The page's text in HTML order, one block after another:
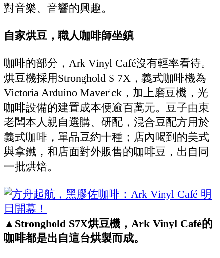
對音樂、音響的興趣。
自家烘豆，職人咖啡師坐鎮
咖啡的部分，Ark Vinyl Café沒有輕率看待。
烘豆機採用Stronghold S 7X，義式咖啡機為
Victoria Arduino Maverick，加上磨豆機，光
咖啡設備的建置成本便逾百萬元。豆子由束
老闆本人親自選購、研配，混合豆配方用於
義式咖啡，單品豆約十種；店內喝到的美式
與拿鐵，和店面對外販售的咖啡豆，出自同
一批烘焙。
▲Stronghold S7X烘豆機，Ark Vinyl Café的
咖啡都是出自這台烘製而成。